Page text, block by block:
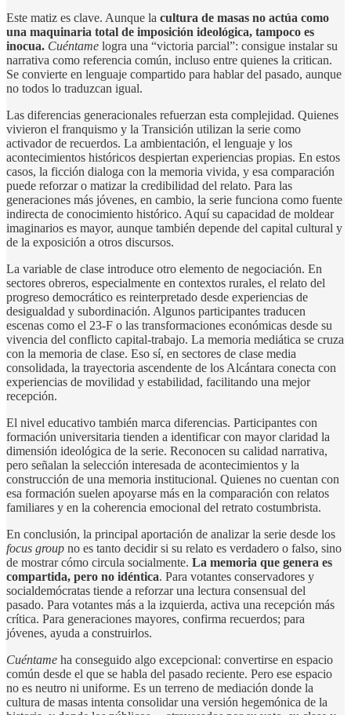
Este matiz es clave. Aunque la cultura de masas no actúa como
una maquinaria total de imposición ideológica, tampoco es
inocua. Cuéntame logra una “victoria parcial”: consigue instalar su
narrativa como referencia común, incluso entre quienes la critican.
Se convierte en lenguaje compartido para hablar del pasado, aunque
no todos lo traduzcan igual.
Las diferencias generacionales refuerzan esta complejidad. Quienes
vivieron el franquismo y la Transición utilizan la serie como
activador de recuerdos. La ambientación, el lenguaje y los
acontecimientos históricos despiertan experiencias propias. En estos
casos, la ficción dialoga con la memoria vivida, y esa comparación
puede reforzar o matizar la credibilidad del relato. Para las
generaciones más jóvenes, en cambio, la serie funciona como fuente
indirecta de conocimiento histórico. Aquí su capacidad de moldear
imaginarios es mayor, aunque también depende del capital cultural y
de la exposición a otros discursos.
La variable de clase introduce otro elemento de negociación. En
sectores obreros, especialmente en contextos rurales, el relato del
progreso democrático es reinterpretado desde experiencias de
desigualdad y subordinación. Algunos participantes traducen
escenas como el 23-F o las transformaciones económicas desde su
vivencia del conflicto capital-trabajo. La memoria mediática se cruza
con la memoria de clase. Eso sí, en sectores de clase media
consolidada, la trayectoria ascendente de los Alcántara conecta con
experiencias de movilidad y estabilidad, facilitando una mejor
recepción.
El nivel educativo también marca diferencias. Participantes con
formación universitaria tienden a identificar con mayor claridad la
dimensión ideológica de la serie. Reconocen su calidad narrativa,
pero señalan la selección interesada de acontecimientos y la
construcción de una memoria institucional. Quienes no cuentan con
esa formación suelen apoyarse más en la comparación con relatos
familiares y en la coherencia emocional del retrato costumbrista.
En conclusión, la principal aportación de analizar la serie desde los
focus group no es tanto decidir si su relato es verdadero o falso, sino
de mostrar cómo circula socialmente. La memoria que genera es
compartida, pero no idéntica. Para votantes conservadores y
socialdemócratas tiende a reforzar una lectura consensual del
pasado. Para votantes más a la izquierda, activa una recepción más
crítica. Para generaciones mayores, confirma recuerdos; para
jóvenes, ayuda a construirlos.
Cuéntame ha conseguido algo excepcional: convertirse en espacio
común desde el que se habla del pasado reciente. Pero ese espacio
no es neutro ni uniforme. Es un terreno de mediación donde la
cultura de masas intenta consolidar una versión hegemónica de la